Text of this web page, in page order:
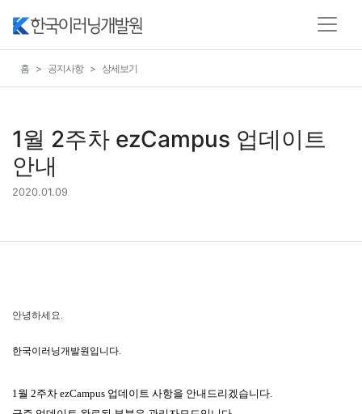
홈 공지사항 상세보기
1월 2주차 ezCampus 업데이트
안내
2020.01.09
안녕하세요.
한국이러닝개발원입니다
1월 2주차 ezCampus 업데이트 사항을 안내드리겠습니다.